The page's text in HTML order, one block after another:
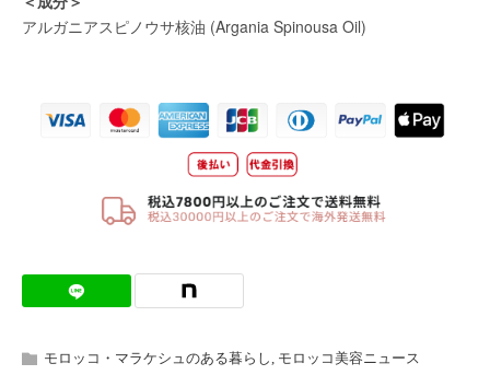
モロッコ・マラケシュのある暮らし, モロッコ美容ニュース